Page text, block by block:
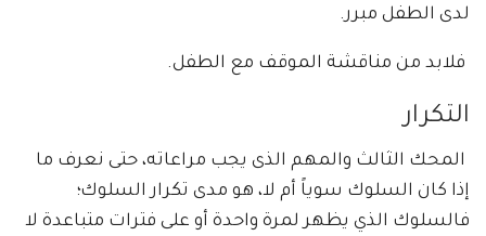
لدى الطفل مبرر.
فلابد من مناقشة الموقف مع الطفل.
التكرار
المحك الثالث والمهم الذى يجب مراعاته، حتى نعرف ما
إذا كان السلوك سوياً أم لا، هو مدى تكرار السلوك؛
فالسلوك الذي يظهر لمرة واحدة أو على فترات متباعدة لا